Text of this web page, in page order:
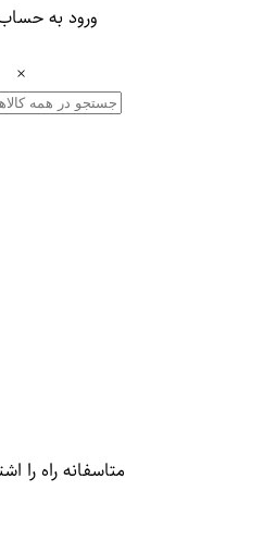
ورود به
×
متاسفانه راه را